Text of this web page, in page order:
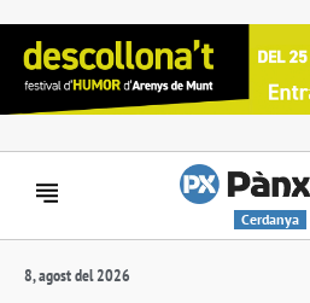
Cerdanya
8, agost del 2026